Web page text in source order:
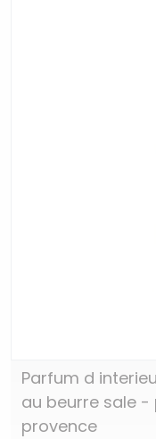
Parfum d
au beurre sale
provence